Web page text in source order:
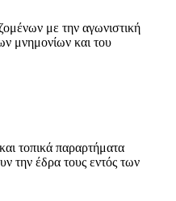
με την αγωνιστική
μνημονίων και του
τοπικά παραρτήματα
την έδρα τους εντός των